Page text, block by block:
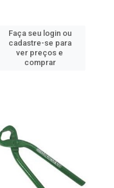
Faça seu login ou
cadastre-se para
ver preços e
comprar